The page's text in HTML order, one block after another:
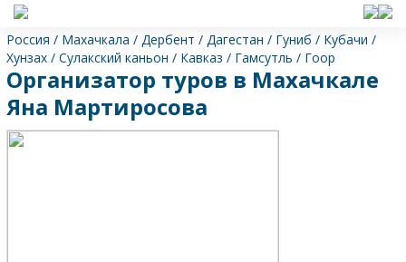
Россия / Махачкала / Дербент / Дагестан / Гуниб / Кубачи /
Хунзах / Сулакский каньон / Кавказ / Гамсутль / Гоор
Организатор туров в Махачкале
Яна Мартиросова